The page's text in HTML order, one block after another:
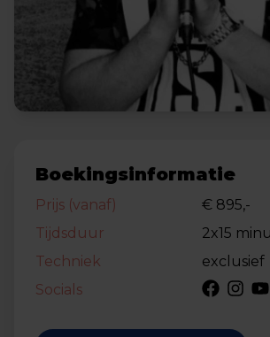
Boekingsinformatie
Prijs (vanaf)
€ 895,-
Tijdsduur
2x15
Techniek
exclusief
Socials